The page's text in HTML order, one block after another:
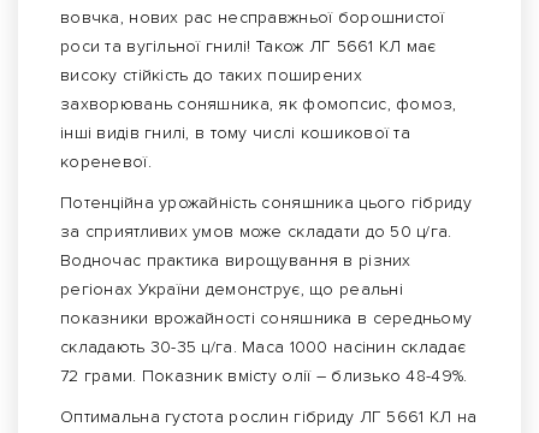
вовчка, нових рас несправжньої борошнистої
роси та вугільної гнилі! Також ЛГ 5661 КЛ має
високу стійкість до таких поширених
захворювань соняшника, як фомопсис, фомоз,
інші видів гнилі, в тому числі кошикової та
кореневої.
Потенційна урожайність соняшника цього гібриду
за сприятливих умов може складати до 50 ц/га.
Водночас практика вирощування в різних
регіонах України демонструє, що реальні
показники врожайності соняшника в середньому
складають 30-35 ц/га. Маса 1000 насінин складає
72 грами. Показник вмісту олії – близько 48-49%.
Оптимальна густота рослин гібриду ЛГ 5661 КЛ на